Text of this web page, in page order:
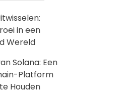
in een
Wereld
Solana: Een
Platform
Houden